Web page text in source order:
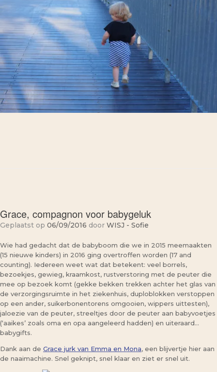
Grace, compagnon voor babygeluk
Geplaatst op 06/09/2016 door WISJ - Sofie
Wie had gedacht dat de babyboom die we in 2015 meemaakten
(15 nieuwe kinders) in 2016 ging overtroffen worden (17 and
counting). Iedereen weet wat dat betekent: veel borrels,
bezoekjes, gewieg, kraamkost, rustverstoring met de peuter die
mee op bezoek komt (gekke bekken trekken achter het glas van
de verzorgingsruimte in het ziekenhuis, duploblokken verstoppen
op een ander, suikerbonentorens omgooien, wippers uittesten),
jaloezie van de peuter, streeltjes door de peuter aan babyvoetjes
(‘aaikes’ zoals oma en opa aangeleerd hadden) en uiteraard…
babygifts.
Dank aan de Grace jurk van Emma en Mona, een blijvertje hier aan
de naaimachine. Snel geknipt, snel klaar en ziet er snel uit.